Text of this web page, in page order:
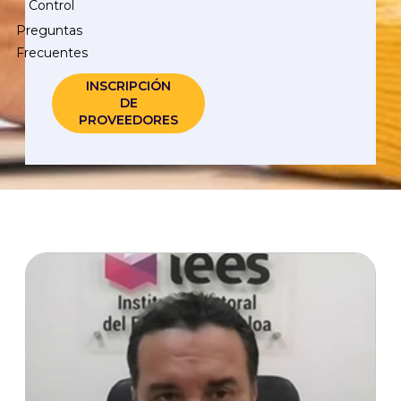
Control
Preguntas
Frecuentes
INSCRIPCIÓN
DE
PROVEEDORES